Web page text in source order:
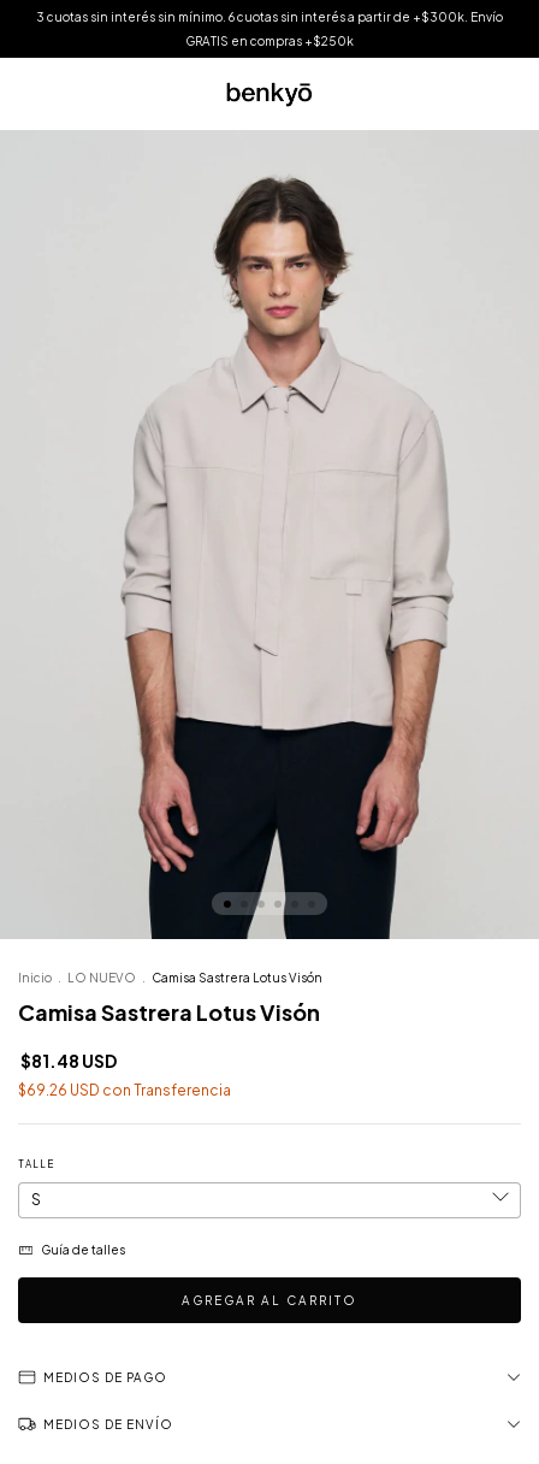
3 cuotas sin interés sin mínimo. 6 cuotas sin interés a partir de +$300k. Envío
GRATIS en compras +$250k
Inicio LO NUEVO Camisa Sastrera Lotus Visón
Camisa Sastrera Lotus Visón
$81.48 USD
$69.26 USD con Transferencia
TALLE
Guía de talles
MEDIOS DE PAGO
MEDIOS DE ENVÍO